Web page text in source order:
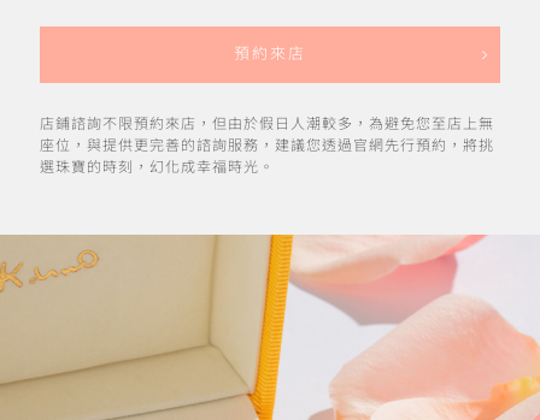
預約來店
店鋪諮詢不限預約來店，但由於假日人潮較多，為避免您至店上無
座位，與提供更完善的諮詢服務，建議您透過官網先行預約，將挑
選珠寶的時刻，幻化成幸福時光。